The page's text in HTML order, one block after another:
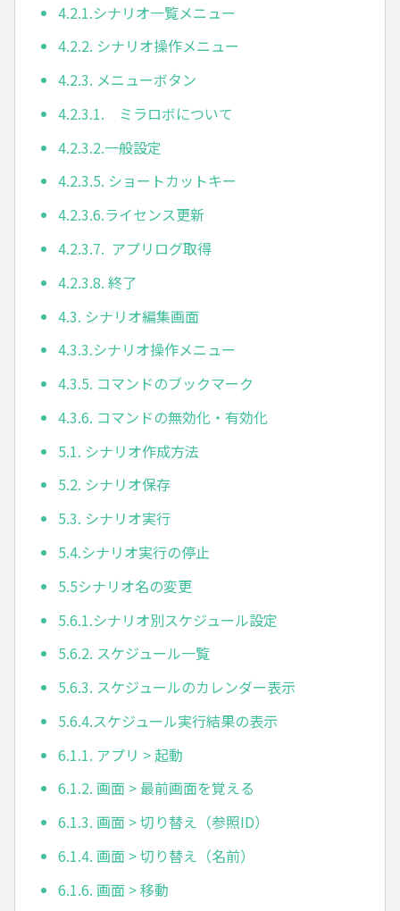
4.2.1.シナリオ一覧メニュー
4.2.2. シナリオ操作メニュー
4.2.3. メニューボタン
4.2.3.1. ミラロボについて
4.2.3.2.一般設定
4.2.3.5. ショートカットキー
4.2.3.6.ライセンス更新
4.2.3.7. アプリログ取得
4.2.3.8. 終了
4.3. シナリオ編集画面
4.3.3.シナリオ操作メニュー
4.3.5. コマンドのブックマーク
4.3.6. コマンドの無効化・有効化
5.1. シナリオ作成方法
5.2. シナリオ保存
5.3. シナリオ実行
5.4.シナリオ実行の停止
5.5シナリオ名の変更
5.6.1.シナリオ別スケジュール設定
5.6.2. スケジュール一覧
5.6.3. スケジュールのカレンダー表示
5.6.4.スケジュール実行結果の表示
6.1.1. アプリ > 起動
6.1.2. 画面 > 最前画面を覚える
6.1.3. 画面 > 切り替え（参照ID）
6.1.4. 画面 > 切り替え（名前）
6.1.6. 画面 > 移動